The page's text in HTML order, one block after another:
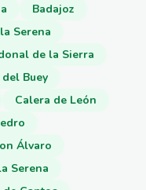
Badajoz
Serena
de la Sierra
del Buey
Calera de León
Álvaro
Serena